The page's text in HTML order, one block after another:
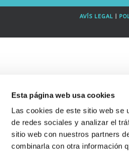
Esta página web usa cookies
Las cookies de este sitio web se
de redes sociales y analizar el
sitio web con nuestros partners
combinarla con otra información
AVÍS LEGAL